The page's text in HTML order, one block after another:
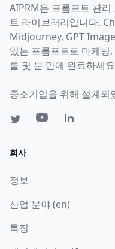
AIPRM은 프롬프트 관
트 라이브러리입니다.
Midjourney, GPT
있는 프롬프트로 마케팅
를 몇 분 만에 완료하세
중소기업을 위해 설계되
회사
정보
산업 분야 (en)
특징